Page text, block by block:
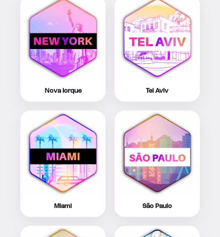
Nova Iorque Tel Aviv
Miami São Paulo